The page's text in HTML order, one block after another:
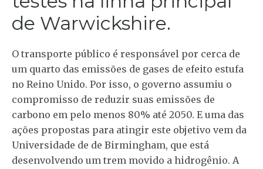
de Warwickshire.
O transporte público é responsável por cerca de
um quarto das emissões de gases de efeito estufa
no Reino Unido. Por isso, o governo assumiu o
compromisso de reduzir suas emissões de
carbono em pelo menos 80% até 2050. E uma das
ações propostas para atingir este objetivo vem da
Universidade de de Birmingham, que está
desenvolvendo um trem movido a hidrogênio. A